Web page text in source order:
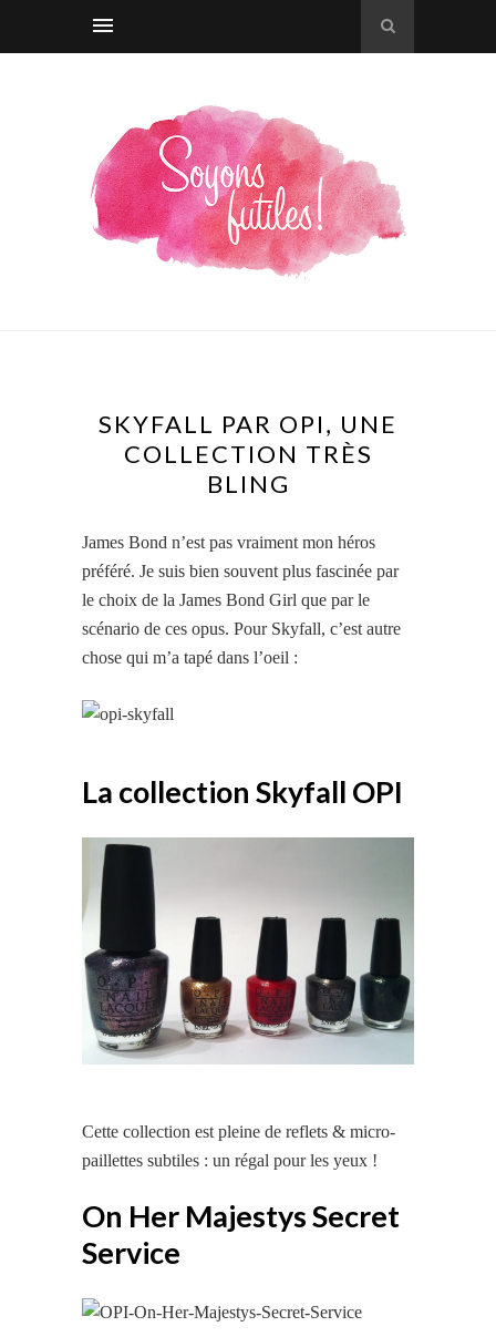
SKYFALL PAR OPI, UNE
COLLECTION TRÈS
BLING
James Bond n’est pas vraiment mon héros
préféré. Je suis bien souvent plus fascinée par
le choix de la James Bond Girl que par le
scénario de ces opus. Pour Skyfall, c’est autre
chose qui m’a tapé dans l’oeil :
La collection Skyfall OPI
Cette collection est pleine de reflets & micro-
paillettes subtiles : un régal pour les yeux !
On Her Majestys Secret
Service